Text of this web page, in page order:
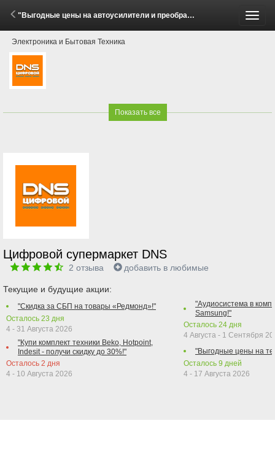
"Выгодные цены на автоусилители и преобразователи Hellion!" (1 - 30 Мая 2026)
Электроника и Бытовая Техника
Показать все
Цифровой супермаркет DNS
2 отзыва добавить в любимые
Текущие и будущие акции:
"Скидка за СБП на товары «Редмонд»!"
Осталось 23 дня
4 - 31 Августа 2026
"Купи комплект техники Beko, Hotpoint,
Indesit - получи скидку до 30%!"
Осталось 2 дня
4 - 10 Августа 2026
"Аудиосистема в
Samsung!"
Осталось 24 дня
4 Августа - 1 Сентября
"Выгодные цены на
Осталось 9 дней
4 - 17 Августа 2026